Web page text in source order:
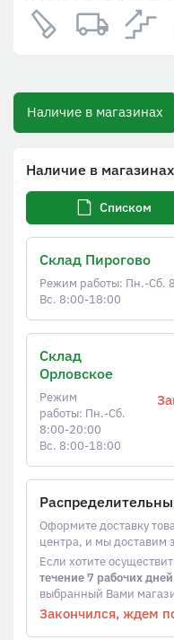
Наличие в магазинах
Наличие в магазинах
Списком
Склад Пирогово
Режим работы: Пн.-Сб.
Вс. 8:00-18:00
Склад
Орловское
Режим
работы: Пн.-Сб.
8:00-20:00
Вс. 8:00-18:00
Оформите доставку
центра, и мы доставим
Если хотите
течение 7 рабочих дней
выбранный Вами
Закончился, ждем